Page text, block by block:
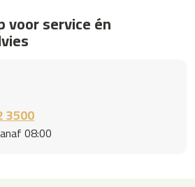
voor service én
3500
08:00